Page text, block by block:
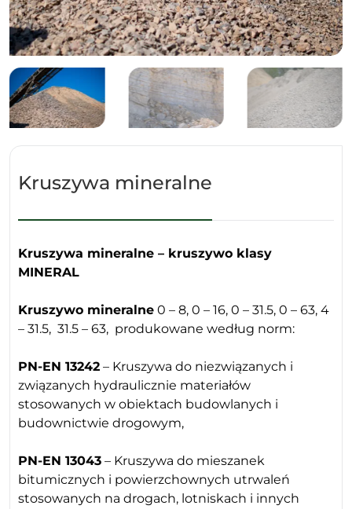
Kruszywa mineralne
Kruszywa mineralne – kruszywo klasy
MINERAL
Kruszywo mineralne 0 – 8, 0 – 16, 0 – 31.5, 0 – 63, 4
– 31.5, 31.5 – 63, produkowane według norm:
PN-EN 13242 – Kruszywa do niezwiązanych i
związanych hydraulicznie materiałów
stosowanych w obiektach budowlanych i
budownictwie drogowym,
PN-EN 13043 – Kruszywa do mieszanek
bitumicznych i powierzchownych utrwaleń
stosowanych na drogach, lotniskach i innych